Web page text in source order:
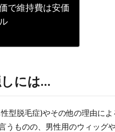
で維持費は安価
には…
型脱毛症)やその他の理由に
うものの、男性用のウィッグ